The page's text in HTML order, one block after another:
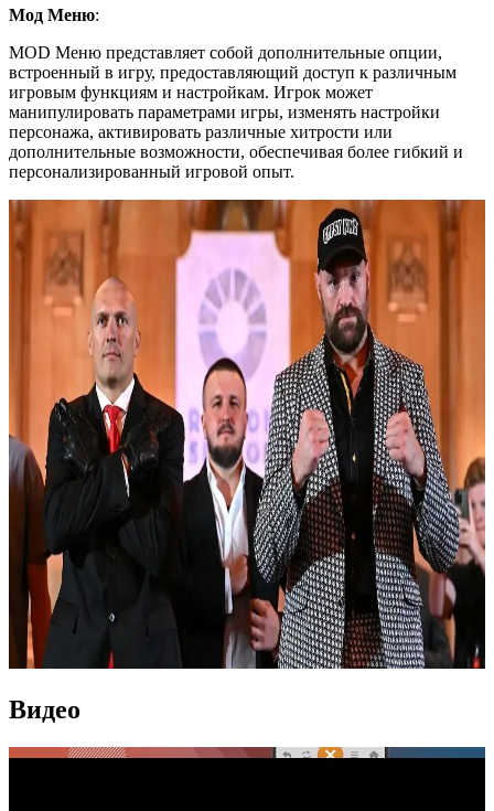
Мод Меню:
MOD Меню представляет собой дополнительные опции,
встроенный в игру, предоставляющий доступ к различным
игровым функциям и настройкам. Игрок может
манипулировать параметрами игры, изменять настройки
персонажа, активировать различные хитрости или
дополнительные возможности, обеспечивая более гибкий и
персонализированный игровой опыт.
Видео